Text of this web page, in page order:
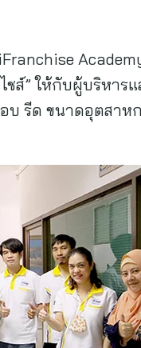
ชส์” ให้กับผู้บริหา
บ รีด ขนาดอุตสาห